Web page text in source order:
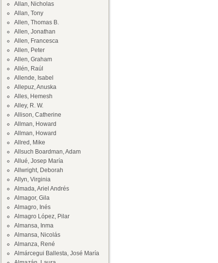
Allan, Nicholas
Allan, Tony
Allen, Thomas B.
Allen, Jonathan
Allen, Francesca
Allen, Peter
Allen, Graham
Allén, Raúl
Allende, Isabel
Allepuz, Anuska
Alles, Hemesh
Alley, R. W.
Allison, Catherine
Allman, Howard
Allman, Howard
Allred, Mike
Allsuch Boardman, Adam
Allué, Josep María
Allwright, Deborah
Allyn, Virginia
Almada, Ariel Andrés
Almagor, Gila
Almagro, Inés
Almagro López, Pilar
Almansa, Inma
Almansa, Nicolás
Almanza, René
Almárcegui Ballesta, José María